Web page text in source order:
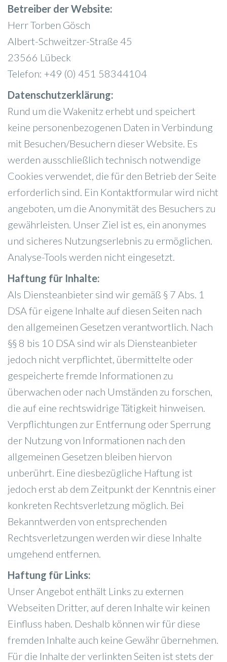
Betreiber der Website:
Herr Torben Gösch
Albert-Schweitzer-Straße 45
23566 Lübeck
Telefon: +49 (0) 451 58344104
Datenschutzerklärung:
Rund um die Wakenitz erhebt und speichert
keine personenbezogenen Daten in Verbindung
mit Besuchen/Besuchern dieser Website. Es
werden ausschließlich technisch notwendige
Cookies verwendet, die für den Betrieb der Seite
erforderlich sind. Ein Kontaktformular wird nicht
angeboten, um die Anonymität des Besuchers zu
gewährleisten. Unser Ziel ist es, ein anonymes
und sicheres Nutzungserlebnis zu ermöglichen.
Analyse-Tools werden nicht eingesetzt.
Haftung für Inhalte:
Als Diensteanbieter sind wir gemäß § 7 Abs. 1
DSA für eigene Inhalte auf diesen Seiten nach
den allgemeinen Gesetzen verantwortlich. Nach
§§ 8 bis 10 DSA sind wir als Diensteanbieter
jedoch nicht verpflichtet, übermittelte oder
gespeicherte fremde Informationen zu
überwachen oder nach Umständen zu forschen,
die auf eine rechtswidrige Tätigkeit hinweisen.
Verpflichtungen zur Entfernung oder Sperrung
der Nutzung von Informationen nach den
allgemeinen Gesetzen bleiben hiervon
unberührt. Eine diesbezügliche Haftung ist
jedoch erst ab dem Zeitpunkt der Kenntnis einer
konkreten Rechtsverletzung möglich. Bei
Bekanntwerden von entsprechenden
Rechtsverletzungen werden wir diese Inhalte
umgehend entfernen.
Haftung für Links:
Unser Angebot enthält Links zu externen
Webseiten Dritter, auf deren Inhalte wir keinen
Einfluss haben. Deshalb können wir für diese
fremden Inhalte auch keine Gewähr übernehmen.
Für die Inhalte der verlinkten Seiten ist stets der